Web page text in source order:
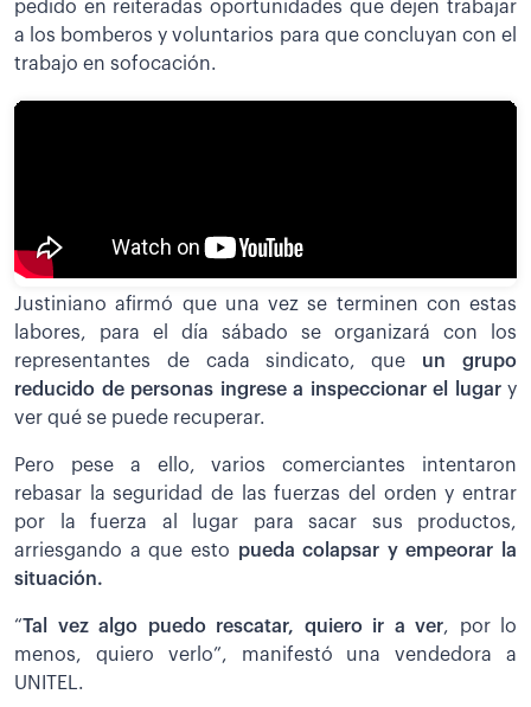
pedido en reiteradas oportunidades que dejen trabajar
a los bomberos y voluntarios para que concluyan con el
trabajo en sofocación.
Justiniano afirmó que una vez se terminen con estas
labores, para el día sábado se organizará con los
representantes de cada sindicato, que un grupo
reducido de personas ingrese a inspeccionar el lugary
ver qué se puede recuperar.
Pero pese a ello, varios comerciantes intentaron
rebasar la seguridad de las fuerzas del orden y entrar
por la fuerza al lugar para sacar sus productos,
arriesgando a que esto pueda colapsar y empeorar la
situación.
“Tal vez algo puedo rescatar, quiero ir a ver, por lo
menos, quiero verlo”, manifestó una vendedora a
UNITEL.